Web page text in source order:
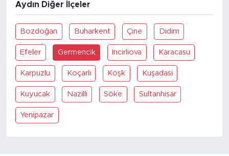
Aydın Diğer İlçeler
Bozdoğan Buharkent Çine Didim
Efeler Germencik İncirliova Karacasu
Karpuzlu Koçarli Köşk Kuşadasi
Kuyucak Nazilli Söke Sultanhisar
Yenipazar